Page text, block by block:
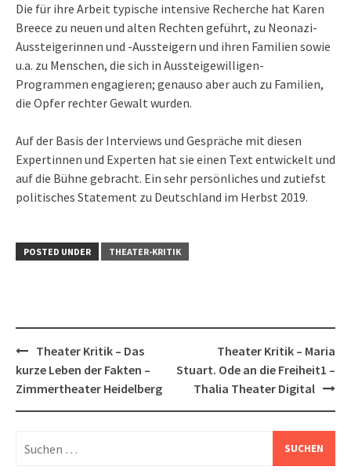
Die für ihre Arbeit typische intensive Recherche hat Karen
Breece zu neuen und alten Rechten geführt, zu Neonazi-
Aussteigerinnen und -Aussteigern und ihren Familien sowie
u.a. zu Menschen, die sich in Aussteigewilligen-
Programmen engagieren; genauso aber auch zu Familien,
die Opfer rechter Gewalt wurden.
Auf der Basis der Interviews und Gespräche mit diesen
Expertinnen und Experten hat sie einen Text entwickelt und
auf die Bühne gebracht. Ein sehr persönliches und zutiefst
politisches Statement zu Deutschland im Herbst 2019.
POSTED UNDER THEATER-KRITIK
Post
navigation
Theater Kritik – Das
kurze Leben der Fakten –
Zimmertheater Heidelberg
Theater Kritik – Maria
Stuart. Ode an die Freiheit1 –
Thalia Theater Digital
nach: